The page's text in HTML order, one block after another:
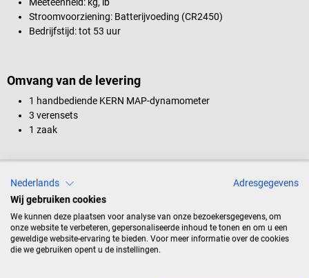
Stroomvoorziening: Batterijvoeding (CR2450)
Bedrijfstijd: tot 53 uur
Omvang van de levering
1 handbediende KERN MAP-dynamometer
3 verensets
1 zaak
Productidentificatie
Documenten
Nederlands
Adresgegevens
Wij gebruiken cookies
We kunnen deze plaatsen voor analyse van onze bezoekersgegevens, om
onze website te verbeteren, gepersonaliseerde inhoud te tonen en om u een
geweldige website-ervaring te bieden. Voor meer informatie over de cookies
die we gebruiken opent u de instellingen.